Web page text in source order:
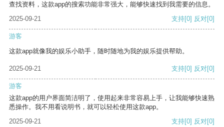
查找资料，这款app的搜索功能非常强大，能够快速找到我需要的信息。
2025-09-21
支持[0] 反对[0]
游客
这款app就像我的娱乐小助手，随时随地为我的娱乐提供帮助。
2025-09-21 支持[0] 反对[0]
游客
这款app的用户界面简洁明了，使用起来非常容易上手，让我能够快速熟
悉操作。我不用看说明书，就可以轻松使用这款app。
2025-09-21
支持[0] 反对[0]